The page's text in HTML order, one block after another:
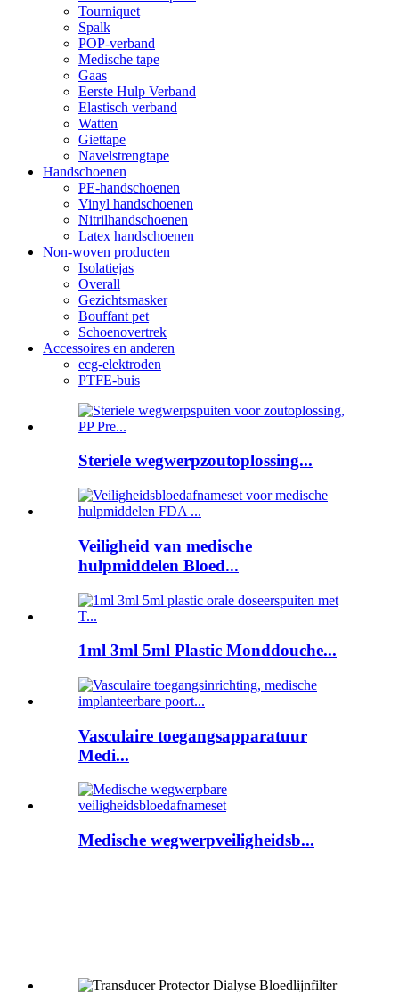
Tourniquet
Spalk
POP-verband
Medische tape
Gaas
Eerste Hulp Verband
Elastisch verband
Watten
Giettape
Navelstrengtape
Handschoenen
PE-handschoenen
Vinyl handschoenen
Nitrilhandschoenen
Latex handschoenen
Non-woven producten
Isolatiejas
Overall
Gezichtsmasker
Bouffant pet
Schoenovertrek
Accessoires en anderen
ecg-elektroden
PTFE-buis
Steriele wegwerpzoutoplossing...
Veiligheid van medische
hulpmiddelen Bloed...
1ml 3ml 5ml Plastic Monddouche...
Vasculaire toegangsapparatuur
Medi...
Medische wegwerpveiligheidsb...